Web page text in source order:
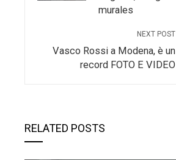
murales
NEXT POST
Vasco Rossi a Modena, è un
record FOTO E VIDEO
RELATED POSTS